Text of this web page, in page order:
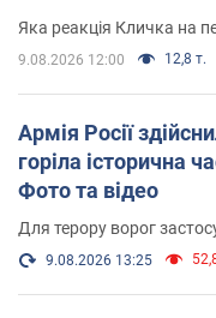
вірянина"
Яка реакція Кличка на
9.08.2026 12:00 12,8 т.
Армія Росії
горіла історична
Фото та відео
Для терору ворог
9.08.2026 13:25